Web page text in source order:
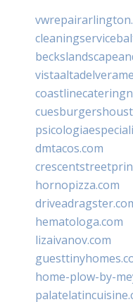
dmtacos.com
hornopizza.com
hematologa.com
lizaivanov.com
home-plow-by-